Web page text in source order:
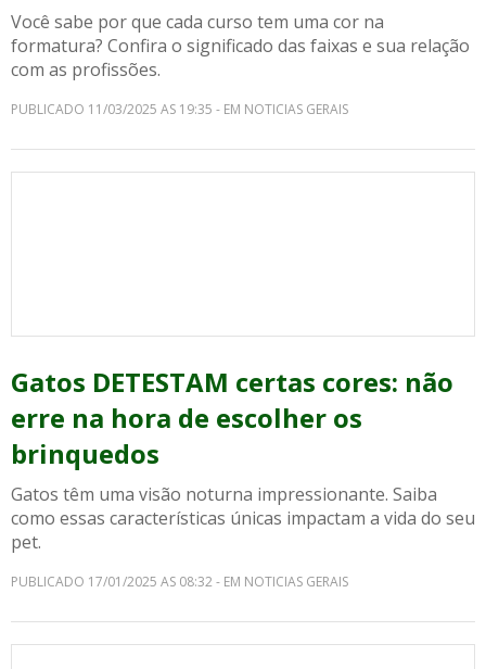
Você sabe por que cada curso tem uma cor na
formatura? Confira o significado das faixas e sua relação
com as profissões.
PUBLICADO 11/03/2025 AS 19:35 - EM NOTICIAS GERAIS
Gatos DETESTAM certas cores: não
erre na hora de escolher os
brinquedos
Gatos têm uma visão noturna impressionante. Saiba
como essas características únicas impactam a vida do seu
pet.
PUBLICADO 17/01/2025 AS 08:32 - EM NOTICIAS GERAIS